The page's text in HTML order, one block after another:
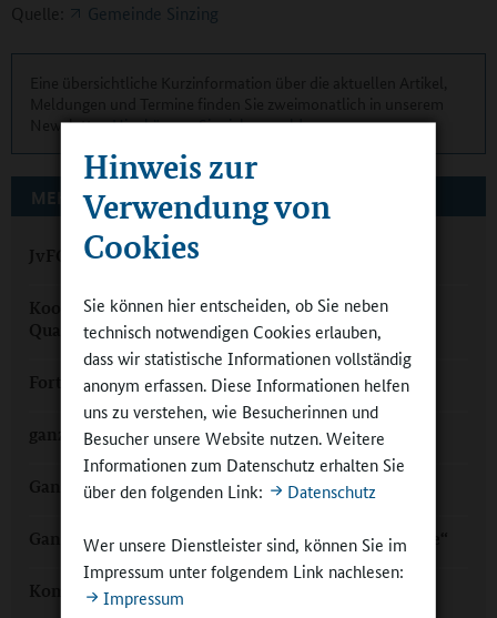
Hinweis zur
Verwendung von
Cookies
Sie können hier entscheiden, ob Sie neben
technisch notwendigen Cookies erlauben,
dass wir statistische Informationen vollständig
anonym erfassen. Diese Informationen helfen
uns zu verstehen, wie Besucherinnen und
Besucher unsere Website nutzen. Weitere
Informationen zum Datenschutz erhalten Sie
über den folgenden Link:
Datenschutz
Wer unsere Dienstleister sind, können Sie im
Impressum unter folgendem Link nachlesen:
Impressum
Quelle: Gemeinde Sinzing
Meldungen und Termine finden Sie zweimonatlich in unserem
Newsletter.Hier können Sie sich anmelden.
MEHR ZUM THEMA AUF GANZTAGSSCHULEN.ORG
JvFG Cham: Im Ganztag zu den Sternen
Kooperation im Ganztag: „nochmal eine andere
Qualität“
Fortbildung für den Ganztag: Akademie Dillingen
ganztag@home mit der gfi
Ganztag in Garmisch-Partenkirchen
Ganztag am Rauhen Kulm: „Kurze Beine, kurze Wege“
Kommunen stärken Bildung im Ganztag